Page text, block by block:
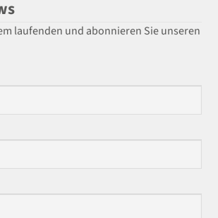
laufenden und abonnieren Sie unseren